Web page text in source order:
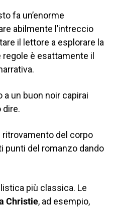
fa un’enorme
abilmente l’intreccio
il lettore a esplorare la
è esattamente il
a un buon noir capirai
dire.
ritrovamento del corpo
punti del romanzo dando
più classica. Le
Christie, ad esempio,